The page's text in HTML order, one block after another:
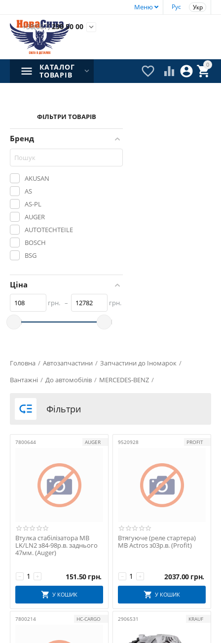
Рус Укр
Меню
+38(067)230 50 00 
0


 
КАТАЛОГ
ТОВАРІВ
ФІЛЬТРИ ТОВАРІВ
Бренд
AKUSAN
AS
AS-PL
AUGER
AUTOTECHTEILE
BOSCH
BSG
DECARO
HC-Cargo
ISKRA
MERCEDES-BENZ
OE MB
PETERS
PROFIT
SWAG
TEMPLIN
THERMOTEC
Ціна
грн. – грн.
Головна / Автозапчастини / Запчастини до Іномарок /
Вантажні / До автомобілів / MERCEDES-BENZ /
 Фільтри
7800644 AUGER
Втулка стабілізатора MB
LK/LN2 з84-98р.в. заднього
47мм. (Auger)
+
− 151.50 грн.
У КОШИК
9520928 PROFIT
Втягуюче (реле стартера)
MB Actros з03р.в. (Profit)
+
− 2037.00 грн.
У КОШИК
7800214 HC-CARGO 2906531 KRAUF